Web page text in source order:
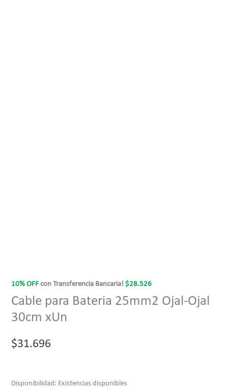
10% OFF con Transferencia Bancaria!$28.526
Cable para Bateria 25mm2 Ojal-Ojal
30cm xUn
$31.696
Disponibilidad: Existencias disponibles